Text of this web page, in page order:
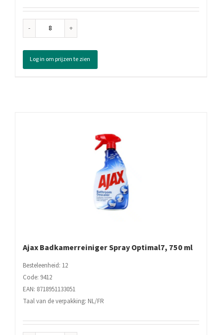
Ajax
Limoen,
1000
ml
Log in om prijzen te zien
Ajax Badkamerreiniger Spray Optimal7, 750 ml
Besteleenheid: 12
Code: 9412
EAN: 8718951133051
Taal van de verpakking: NL/FR